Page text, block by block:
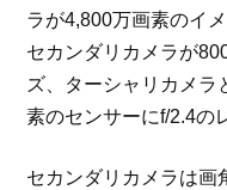
ラが4,800万画素のイ
セカンダリカメラが
ズ、ターシャリカメラ
素のセンサーにf/2.4の
セカンダリカメラは画